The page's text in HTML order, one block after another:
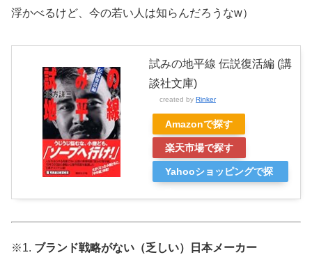
浮かべるけど、今の若い人は知らんだろうなw）
試みの地平線 伝説復活編 (講
談社文庫)
created by Rinker
Amazonで探す
楽天市場で探す
Yahooショッピングで探
※1. ブランド戦略がない（乏しい）日本メーカー